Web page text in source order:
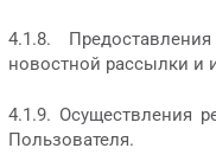
4.1.8.
новостной рассылки и
4.1.9. Осуществления
Пользователя.